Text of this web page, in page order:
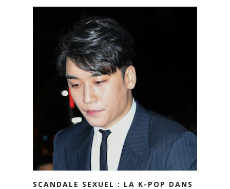
SCANDALE SEXUEL : LA K-POP DANS